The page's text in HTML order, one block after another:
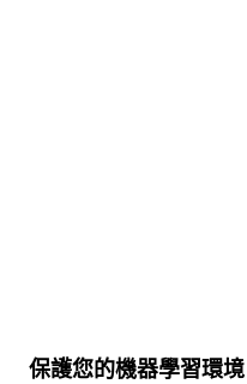
保護您的機器學習環境